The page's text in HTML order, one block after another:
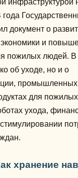
инфраструктурой
документ о
и
пожилых людей. В
об уходе, но и о
промышленных
для
ухода,
хранение